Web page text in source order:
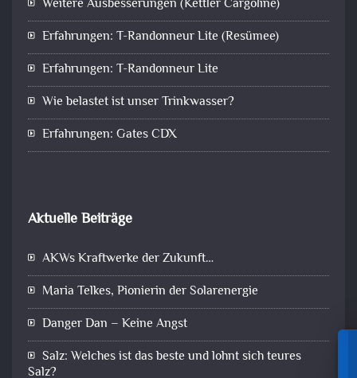
Weitere Ausbesserungen (Kettler Cargoline)
Erfahrungen: T-Randonneur Lite (Resümee)
Erfahrungen: T-Randonneur Lite
Wie belastet ist unser Trinkwasser?
Erfahrungen: Gates CDX
Aktuelle Beiträge
AKWs Kraftwerke der Zukunft…
Maria Telkes, Pionierin der Solarenergie
Danger Dan – Keine Angst
Salz: Welches ist das beste und lohnt sich teures
Salz?